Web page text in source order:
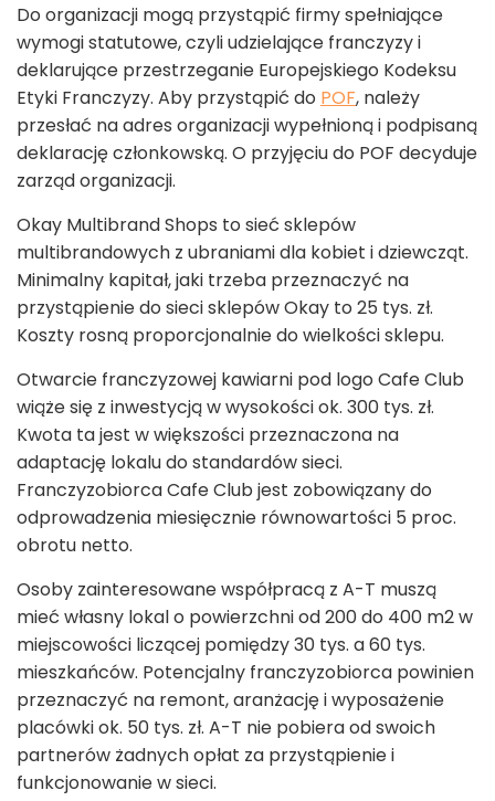
Do organizacji mogą przystąpić firmy spełniające
wymogi statutowe, czyli udzielające franczyzy i
deklarujące przestrzeganie Europejskiego Kodeksu
Etyki Franczyzy. Aby przystąpić do POF, należy
przesłać na adres organizacji wypełnioną i podpisaną
deklarację członkowską. O przyjęciu do POF decyduje
zarząd organizacji.
Okay Multibrand Shops to sieć sklepów
multibrandowych z ubraniami dla kobiet i dziewcząt.
Minimalny kapitał, jaki trzeba przeznaczyć na
przystąpienie do sieci sklepów Okay to 25 tys. zł.
Koszty rosną proporcjonalnie do wielkości sklepu.
Otwarcie franczyzowej kawiarni pod logo Cafe Club
wiąże się z inwestycją w wysokości ok. 300 tys. zł.
Kwota ta jest w większości przeznaczona na
adaptację lokalu do standardów sieci.
Franczyzobiorca Cafe Club jest zobowiązany do
odprowadzenia miesięcznie równowartości 5 proc.
obrotu netto.
Osoby zainteresowane współpracą z A-T muszą
mieć własny lokal o powierzchni od 200 do 400 m2w
miejscowości liczącej pomiędzy 30 tys. a 60 tys.
mieszkańców. Potencjalny franczyzobiorca powinien
przeznaczyć na remont, aranżację i wyposażenie
placówki ok. 50 tys. zł. A-T nie pobiera od swoich
partnerów żadnych opłat za przystąpienie i
funkcjonowanie w sieci.